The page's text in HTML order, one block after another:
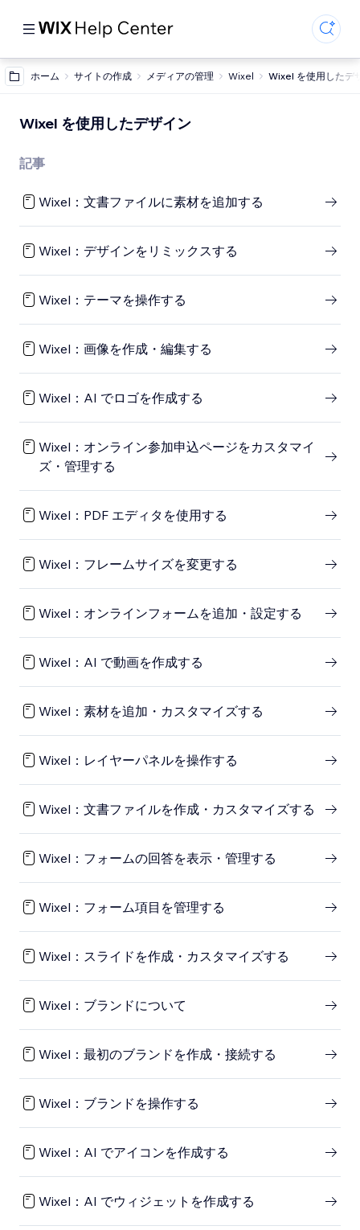
ホーム サイトの作成 メディアの管理 Wixel Wixel を使用したデ
Wixel を使用したデザイン
記事
Wixel：文書ファイルに素材を追加する
Wixel：デザインをリミックスする
Wixel：テーマを操作する
Wixel：画像を作成・編集する
Wixel：AI でロゴを作成する
Wixel：オンライン参加申込ページをカスタマイ
ズ・管理する
Wixel：PDF エディタを使用する
Wixel：フレームサイズを変更する
Wixel：オンラインフォームを追加・設定する
Wixel：AI で動画を作成する
Wixel：素材を追加・カスタマイズする
Wixel：レイヤーパネルを操作する
Wixel：文書ファイルを作成・カスタマイズする
Wixel：フォームの回答を表示・管理する
Wixel：フォーム項目を管理する
Wixel：スライドを作成・カスタマイズする
Wixel：ブランドについて
Wixel：最初のブランドを作成・接続する
Wixel：ブランドを操作する
Wixel：AI でアイコンを作成する
Wixel：AI でウィジェットを作成する